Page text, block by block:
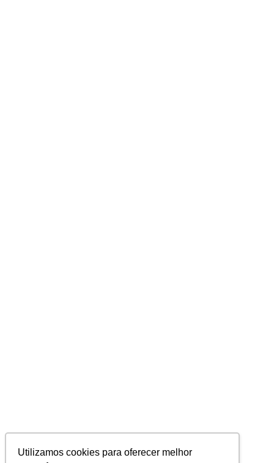
Utilizamos cookies para oferecer melhor